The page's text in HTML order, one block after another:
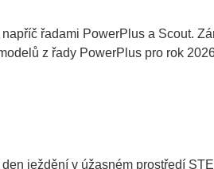
řadami PowerPlus a Scout.
z řady PowerPlus pro rok
ježdění v úžasném prostředí